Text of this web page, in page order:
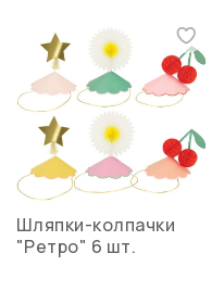
Шляпки-колпачки
"Ретро" 6 шт.